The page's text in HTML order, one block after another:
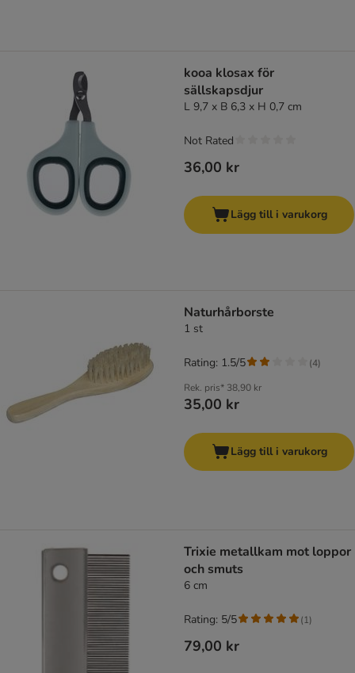
kooa klosax för
sällskapsdjur
L 9,7 x B 6,3 x H 0,7 cm
36,00 kr
Not Rated
Lägg till i varukorg
Naturhårborste
1 st
Rek. pris* 38,90 kr
35,00 kr
Rating: 1.5/5 (4)
Lägg till i varukorg
Trixie metallkam mot loppor
och smuts
6 cm
79,00 kr
Rating: 5/5 (1)